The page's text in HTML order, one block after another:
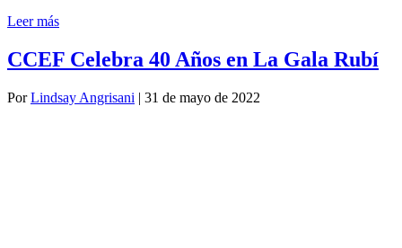
Leer más
CCEF Celebra 40 Años en La Gala Rubí
PorLindsay Angrisani | 31 de mayo de 2022